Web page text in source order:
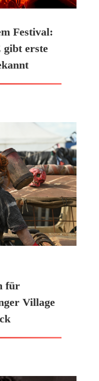
Festival:
erste
für
Village